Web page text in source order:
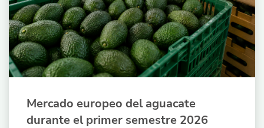
Mercado europeo del aguacate
durante el primer semestre 2026